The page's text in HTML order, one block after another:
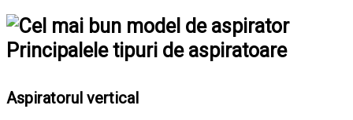
Principalele tipuri de aspiratoare
Aspiratorul vertical